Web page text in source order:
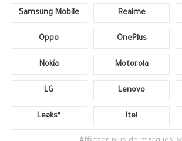
Samsung Mobile Realme
Oppo OnePlus
Nokia Motorola
LG Lenovo
Leaks* Itel